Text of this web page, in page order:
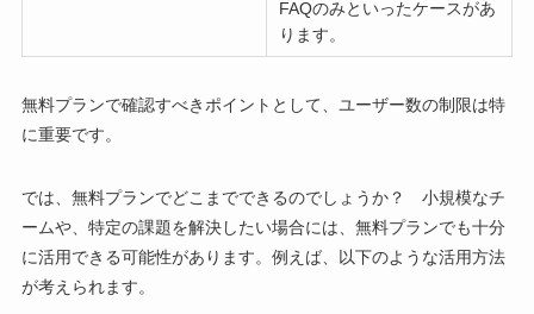
FAQのみといったケースがあ
ります。
無料プランで確認すべきポイントとして、ユーザー数の制限は特
に重要です。
では、無料プランでどこまでできるのでしょうか？ 小規模なチ
ームや、特定の課題を解決したい場合には、無料プランでも十分
に活用できる可能性があります。例えば、以下のような活用方法
が考えられます。